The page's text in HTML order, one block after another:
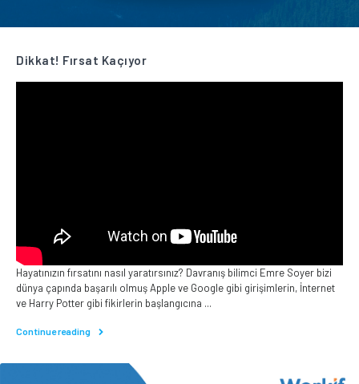
Dikkat! Fırsat Kaçıyor
Hayatınızın fırsatını nasıl yaratırsınız? Davranış bilimci Emre Soyer bizi
dünya çapında başarılı olmuş Apple ve Google gibi girişimlerin, İnternet
ve Harry Potter gibi fikirlerin başlangıcına ...
Continue reading